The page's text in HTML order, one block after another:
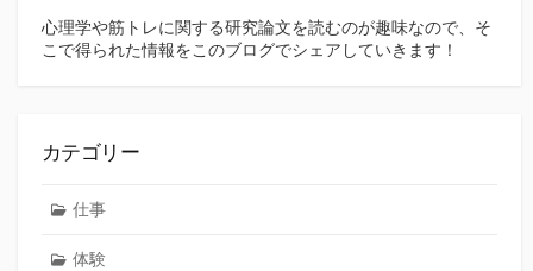
心理学や筋トレに関する研究論文を読むのが趣味なので、そ
こで得られた情報をこのブログでシェアしていきます！
カテゴリー
仕事
体験